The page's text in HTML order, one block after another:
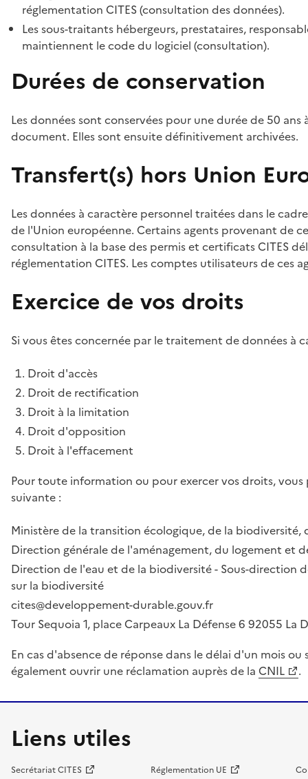
réglementation CITES (consultation des données).
Les sous-traitants hébergeurs, prestataires,
maintiennent le code du logiciel (consultation).
Durées de conservation
Les données sont conservées pour une durée de 50
document. Elles sont ensuite définitivement archivées.
Transfert(s) hors Union
Les données à caractère personnel traitées dans le
de l'Union européenne. Certains agents provenant de
consultation à la base des permis et certificats CITES
réglementation CITES. Les comptes utilisateurs de ces
Exercice de vos droits
Si vous êtes concernée par le traitement de données à
Droit d'accès
Droit de rectification
Droit à la limitation
Droit d'opposition
Droit à l'effacement
Pour toute information ou pour exercer vos droits,
suivante :
Ministère de la transition écologique, de la biodiversité,
Direction générale de l'aménagement, du logement et
Direction de l'eau et de la biodiversité - Sous-direction
sur la biodiversité
cites@developpement-durable.gouv.fr
Tour Sequoia 1, place Carpeaux La Défense 6 92055 La
En cas d'absence de réponse dans le délai d'un mois
également ouvrir une réclamation auprès de la CNIL .
Liens utiles
Secrétariat CITES Réglementation UE